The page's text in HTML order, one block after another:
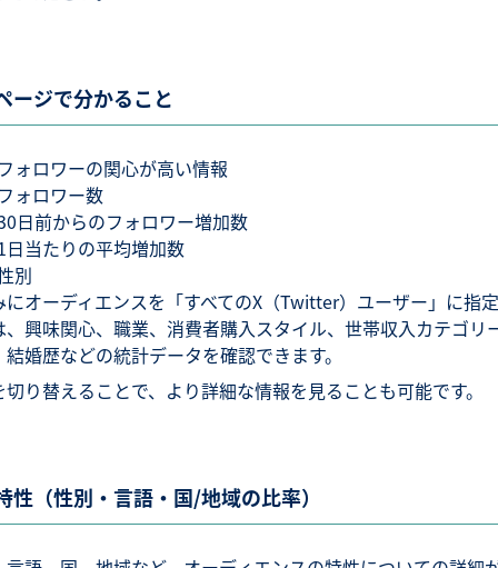
ージで分かること
ォロワーの関心が高い情報
ォロワー数
日前からのフォロワー増加数
当たりの平均増加数
別
にオーディエンスを「すべてのX（Twitter）ユーザー」に指
、興味関心、職業、消費者購入スタイル、世帯収入カテゴリ
婚歴などの統計データを確認できます。
り替えることで、より詳細な情報を見ることも可能です。
性（性別・言語・国/地域の比率）